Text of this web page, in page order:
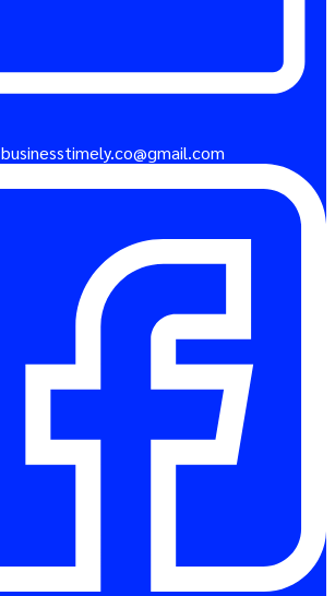
businesstimely.co@gmail.com